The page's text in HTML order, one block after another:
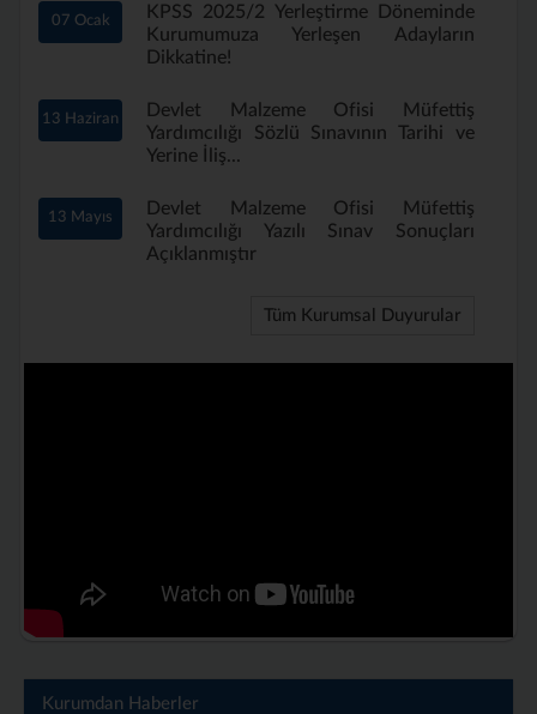
07 Ocak
KPSS 2025/2 Yerleştirme Döneminde
Kurumumuza Yerleşen Adayların
Dikkatine!
13 Haziran
Devlet Malzeme Ofisi Müfettiş
Yardımcılığı Sözlü Sınavının Tarihi ve
Yerine İliş...
13 Mayıs
Devlet Malzeme Ofisi Müfettiş
Yardımcılığı Yazılı Sınav Sonuçları
Açıklanmıştır
Tüm Kurumsal Duyurular
Kurumdan Haberler